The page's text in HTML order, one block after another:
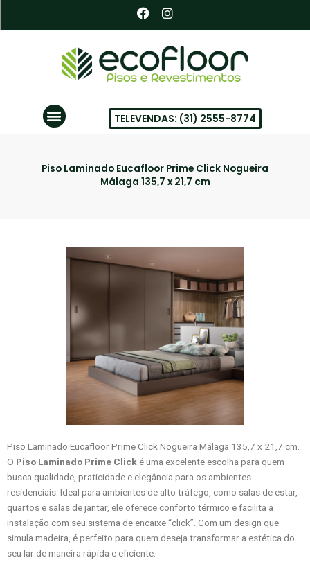
F
a
c
b
o
o
I
n
s
t
a
r
m
Menu
TELEVENDAS: (31) 2555-8774
Piso Laminado Eucafloor Prime Click Nogueira
Málaga 135,7 x 21,7 cm
Piso Laminado Eucafloor Prime Click Nogueira Málaga 135,7 x 21,7 cm.
O Piso Laminado Prime Click é uma excelente escolha para quem
busca qualidade, praticidade e elegância para os ambientes
residenciais. Ideal para ambientes de alto tráfego, como salas de estar,
quartos e salas de jantar, ele oferece conforto térmico e facilita a
instalação com seu sistema de encaixe “click”. Com um design que
simula madeira, é perfeito para quem deseja transformar a estética do
seu lar de maneira rápida e eficiente.